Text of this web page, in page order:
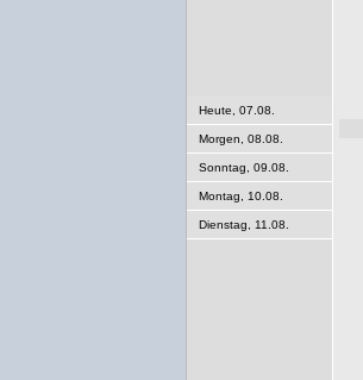
Heute, 07.08.
Morgen, 08.08.
Sonntag, 09.08.
Montag, 10.08.
Dienstag, 11.08.